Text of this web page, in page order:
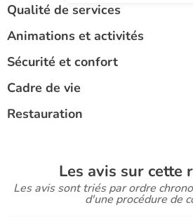
Qualité de services
Animations et activités
Sécurité et confort
Cadre de vie
Restauration
Les avis sur cette
Les avis sont triés par ordre
d'une procédure de